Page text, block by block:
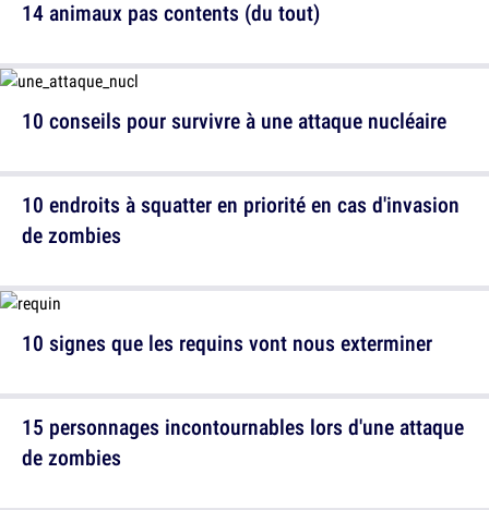
10 conseils pour survivre à une attaque nucléaire
10 signes que les requins vont nous exterminer
14 animaux pas contents (du tout)
10 endroits à squatter en priorité en cas d'invasion
de zombies
15 personnages incontournables lors d'une attaque
de zombies